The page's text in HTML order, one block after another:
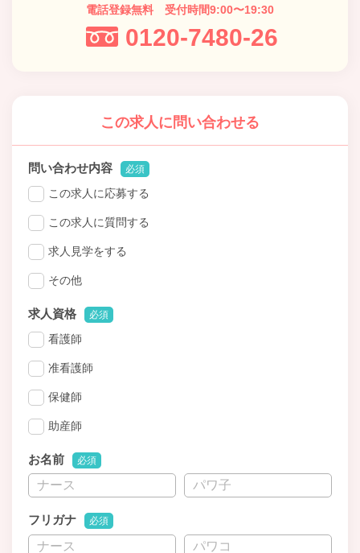
電話登録無料 受付時間9:00〜19:30
0120-7480-26
この求人に問い合わせる
問い合わせ内容 必須
この求人に応募する
この求人に質問する
求人見学をする
その他
求人資格 必須
看護師
准看護師
保健師
助産師
お名前 必須
フリガナ 必須